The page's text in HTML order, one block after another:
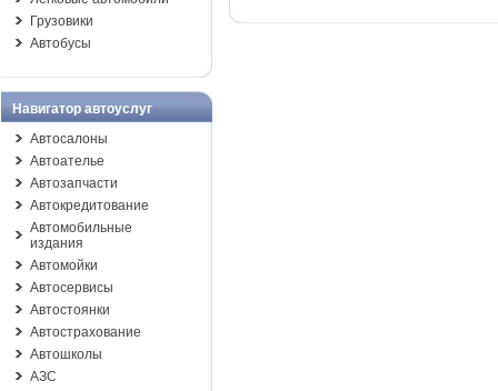
Грузовики
Автобусы
Навигатор автоуслуг
Автосалоны
Автоателье
Автозапчасти
Автокредитование
Автомобильные
издания
Автомойки
Автосервисы
Автостоянки
Автострахование
Автошколы
АЗС